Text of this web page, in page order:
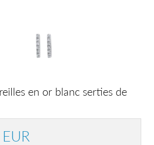
en or blanc serties de